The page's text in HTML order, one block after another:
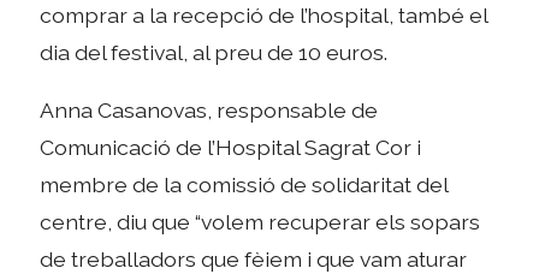
comprar a la recepció de l’hospital, també el
dia del festival, al preu de 10 euros.
Anna Casanovas, responsable de
Comunicació de l’Hospital Sagrat Cor i
membre de la comissió de solidaritat del
centre, diu que “volem recuperar els sopars
de treballadors que fèiem i que vam aturar